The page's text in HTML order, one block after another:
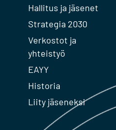
Hallitus ja jäsenet
Strategia 2030
Verkostot ja
yhteistyö
EAYY
Historia
Liity jäseneksi